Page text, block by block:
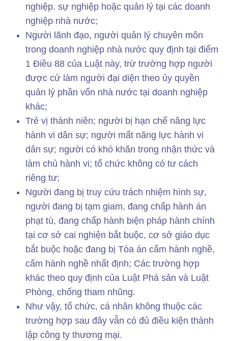
nghiệp. sự nghiệp hoặc quản lý tại các doanh
nghiệp nhà nước;
Người lãnh đạo, người quản lý chuyên môn
trong doanh nghiệp nhà nước quy định tại điểm
1 Điều 88 của Luật này, trừ trường hợp người
được cử làm người đại diện theo ủy quyền
quản lý phần vốn nhà nước tại doanh nghiệp
khác;
Trẻ vị thành niên; người bị hạn chế năng lực
hành vi dân sự; người mất năng lực hành vi
dân sự; người có khó khăn trong nhận thức và
làm chủ hành vi; tổ chức không có tư cách
riêng tư;
Người đang bị truy cứu trách nhiệm hình sự,
người đang bị tạm giam, đang chấp hành án
phạt tù, đang chấp hành biện pháp hành chính
tại cơ sở cai nghiện bắt buộc, cơ sở giáo dục
bắt buộc hoặc đang bị Tòa án cấm hành nghề,
cấm hành nghề nhất định; Các trường hợp
khác theo quy định của Luật Phá sản và Luật
Phòng, chống tham nhũng.
Như vậy, tổ chức, cá nhân không thuộc các
trường hợp sau đây vẫn có đủ điều kiện thành
lập công ty thương mại.